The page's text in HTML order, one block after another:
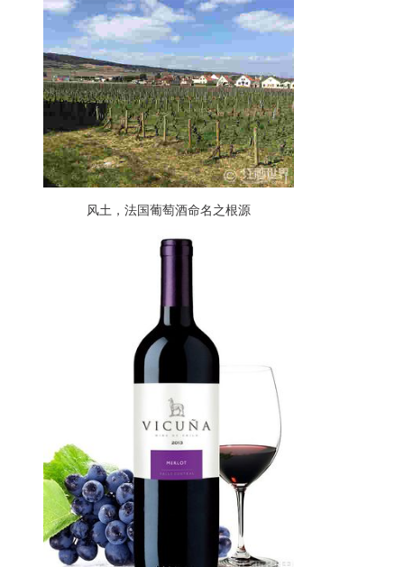
风土，法国葡萄酒命名之根源